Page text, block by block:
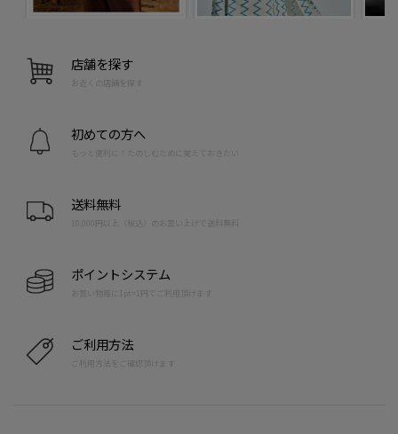
店舗を探す
お近くの店舗を探す
初めての方へ
もっと便利に！たのしむために覚えておきたい
送料無料
10,000円以上（税込）のお買い上げで送料無料
ポイントシステム
お買い物毎に1pt=1円でご利用頂けます
ご利用方法
ご利用方法をご確認頂けます